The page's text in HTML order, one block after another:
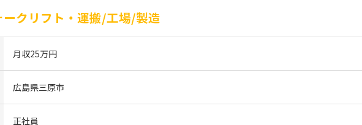
クリフト・運搬/工場/製造
月収25万円
広島県三原市
正社員